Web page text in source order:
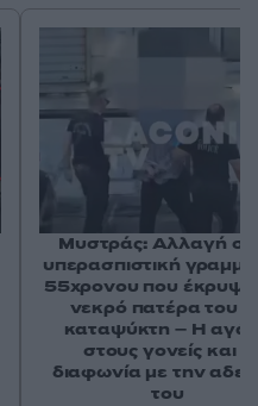
Μυστράς: Αλλαγή
υπερασπιστική
55χρονου που έκρυψε
νεκρό πατέρα του
καταψύκτη – Η
στους γονείς και η
διαφωνία με την
του